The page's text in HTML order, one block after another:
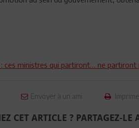
: ces ministres qui partiront… ne partiront
Envoyer à un ami
CET ARTICLE ? PARTAGEZ-LE